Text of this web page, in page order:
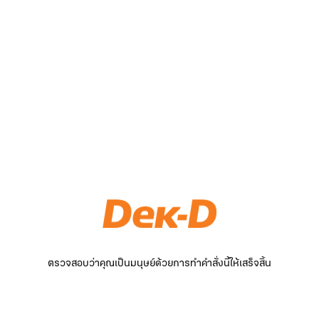
ตรวจสอบว่าคุณเป็นมนุษย์ด้วยการทำคำสั่งนี้ให้เสร็จสิ้น